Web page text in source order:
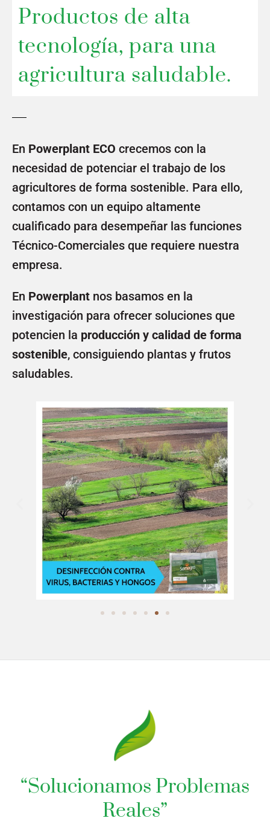
Productos de alta
tecnología, para una
agricultura saludable.
En Powerplant ECO crecemos con la
necesidad de potenciar el trabajo de los
agricultores de forma sostenible. Para ello,
contamos con un equipo altamente
cualificado para desempeñar las funciones
Técnico-Comerciales que requiere nuestra
empresa.
En Powerplant nos basamos en la
investigación para ofrecer soluciones que
potencien la producción y calidad de forma
sostenible, consiguiendo plantas y frutos
saludables.
“Solucionamos Problemas
Reales”